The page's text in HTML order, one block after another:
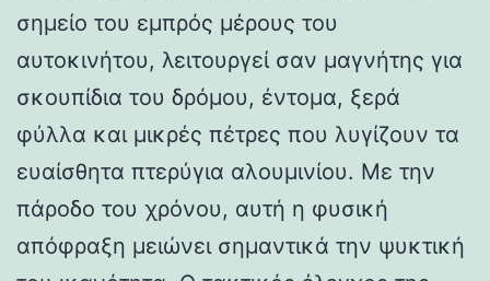
σημείο του εμπρός μέρους του
αυτοκινήτου, λειτουργεί σαν μαγνήτης για
σκουπίδια του δρόμου, έντομα, ξερά
φύλλα και μικρές πέτρες που λυγίζουν τα
ευαίσθητα πτερύγια αλουμινίου. Με την
πάροδο του χρόνου, αυτή η φυσική
απόφραξη μειώνει σημαντικά την ψυκτική